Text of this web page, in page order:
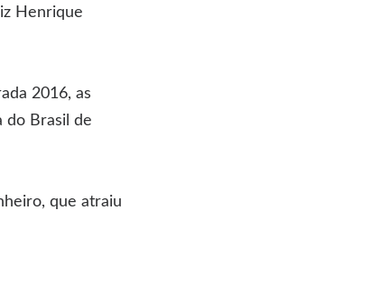
Henrique
2016, as
do Brasil de
que atraiu